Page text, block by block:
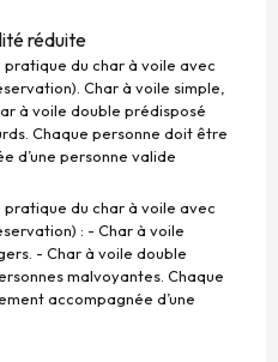
réduite
pratique du char à voile avec
Char à voile simple,
à voile double prédisposé
Chaque personne doit être
d’une personne valide
pratique du char à voile avec
: - Char à voile
- Char à voile double
malvoyantes. Chaque
accompagnée d’une